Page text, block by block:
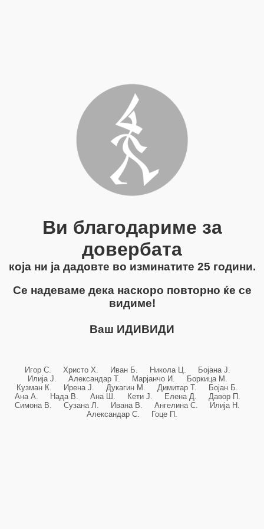
Ви благодариме за
довербата
која ни ја дадовте во изминатите 25 години.
Се надеваме дека наскоро повторно ќе се
видиме!
Ваш ИДИВИДИ
Игор С. Христо Х. Иван Б. Никола Ц. Бојана Ј.
Илија Ј. Александар Т. Марјанчо И. Боркица М.
Кузман К. Ирена Ј. Дукагин М. Димитар Т. Бојан Б.
Ана А. Нада В. Ана Ш. Кети Ј. Елена Д. Давор П.
Симона В. Сузана Л. Ивана В. Ангелина С. Илија Н.
Александар С. Гоце П.